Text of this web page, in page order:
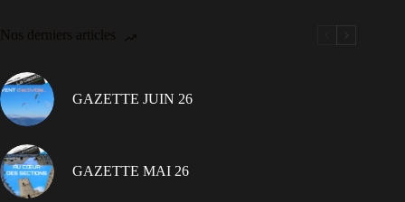
Nos derniers articles
GAZETTE JUIN 26
GAZETTE MAI 26